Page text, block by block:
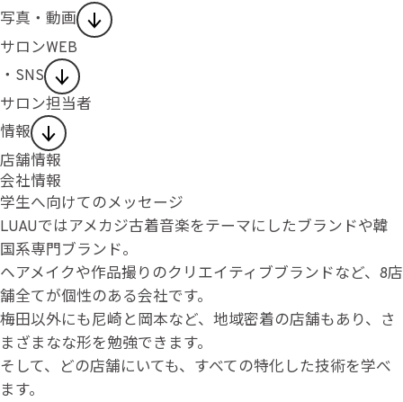
写真・動画
サロンWEB
・SNS
サロン担当者
情報
店舗情報
会社情報
学生へ向けてのメッセージ
LUAUではアメカジ古着音楽をテーマにしたブランドや韓
国系専門ブランド。
ヘアメイクや作品撮りのクリエイティブブランドなど、8店
舗全てが個性のある会社です。
梅田以外にも尼崎と岡本など、地域密着の店舗もあり、さ
まざまなな形を勉強できます。
そして、どの店舗にいても、すべての特化した技術を学べ
ます。